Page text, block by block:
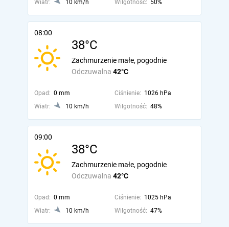
Wiatr: 10 km/h Wilgotność: 50%
08:00
38°C
Odczuwalna 42°C
Zachmurzenie małe, pogodnie
Opad: 0 mm Ciśnienie: 1026 hPa
Wiatr:
10 km/h Wilgotność: 48%
09:00
38°C
Odczuwalna 42°C
Zachmurzenie małe, pogodnie
Opad: 0 mm Ciśnienie: 1025 hPa
Wiatr:
10 km/h Wilgotność: 47%